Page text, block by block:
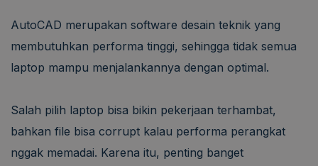
AutoCAD merupakan software desain teknik yang
membutuhkan performa tinggi, sehingga tidak semua
laptop mampu menjalankannya dengan optimal.
Salah pilih laptop bisa bikin pekerjaan terhambat,
bahkan file bisa corrupt kalau performa perangkat
nggak memadai. Karena itu, penting banget